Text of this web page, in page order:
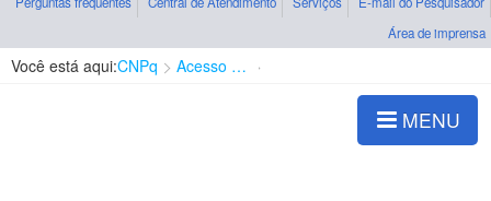
Área de imprensa
Você está aqui:CNPq Acesso à Informação
MENU